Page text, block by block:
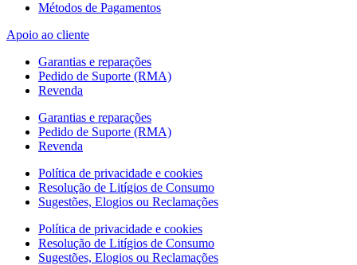
Métodos de Pagamentos
Apoio ao cliente
Garantias e reparações
Pedido de Suporte (RMA)
Revenda
Garantias e reparações
Pedido de Suporte (RMA)
Revenda
Política de privacidade e cookies
Resolução de Litígios de Consumo
Sugestões, Elogios ou Reclamações
Política de privacidade e cookies
Resolução de Litígios de Consumo
Sugestões, Elogios ou Reclamações